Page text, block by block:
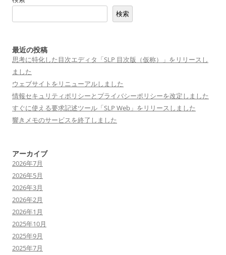
シ
検索
最近の投稿
思考に特化した目次エディタ「SLP 目次版（仮称）」をリリースし
ました
ウェブサイトをリニューアルしました
情報セキュリティポリシーとプライバシーポリシーを改定しました
すぐに使える要求記述ツール「SLP Web」をリリースしました
響きメモのサービスを終了しました
アーカイブ
2026年7月
2026年5月
2026年3月
2026年2月
2026年1月
2025年10月
2025年9月
2025年7月